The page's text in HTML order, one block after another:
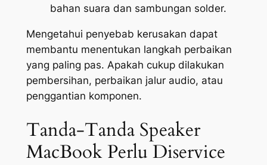
bahan suara dan sambungan solder.
Mengetahui penyebab kerusakan dapat
membantu menentukan langkah perbaikan
yang paling pas. Apakah cukup dilakukan
pembersihan, perbaikan jalur audio, atau
penggantian komponen.
Tanda-Tanda Speaker
MacBook Perlu Diservice